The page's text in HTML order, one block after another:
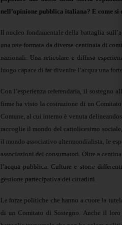
nell’opinione pubblica italiana? E come
Il nucleo fondamentale della battaglia
una rete formata da diverse centinaia di
nazionali. Una reticolare e diffusa
luogo capace di far divenire l’acqua una
Con l’esperienza referendaria, il sostegno
firme ha visto la costruzione di un
Comune, al cui interno è venuta
raccoglie il mondo del cattolicesimo
il mondo associativo altermondialista, le
associazioni dei consumatori. Oltre a
l’acqua pubblica. Culture e storie
gestione partecipativa dei cittadini.
Le forze politiche che hanno a cuore la
di un Comitato di Sostegno. Anche il